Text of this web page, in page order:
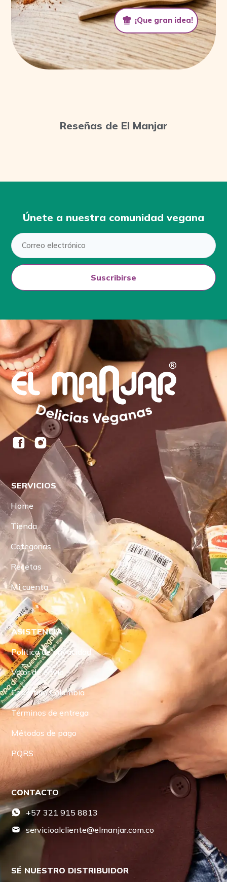
¡Que gran idea!
¡Que gran idea!
Reseñas de El Manjar
Únete a nuestra comunidad vegana
Suscribirse
SERVICIOS
Home
Tienda
Categorias
Recetas
Mi cuenta
ASISTENCIA
Política de privacidad
Valor de envío
Cobertura Colombia
Términos de entrega
Métodos de pago
PQRS
CONTACTO
+57 321 915 8813
servicioalcliente@elmanjar.com.co
SÉ NUESTRO DISTRIBUIDOR